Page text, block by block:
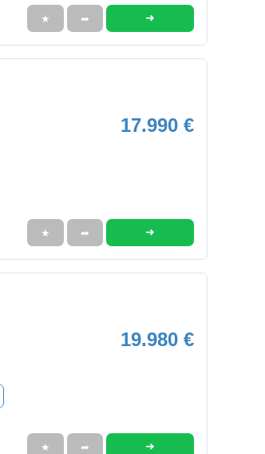
★ ➦ ➜
17.990 €
★ ➦ ➜
19.980 €
★ ➦ ➜